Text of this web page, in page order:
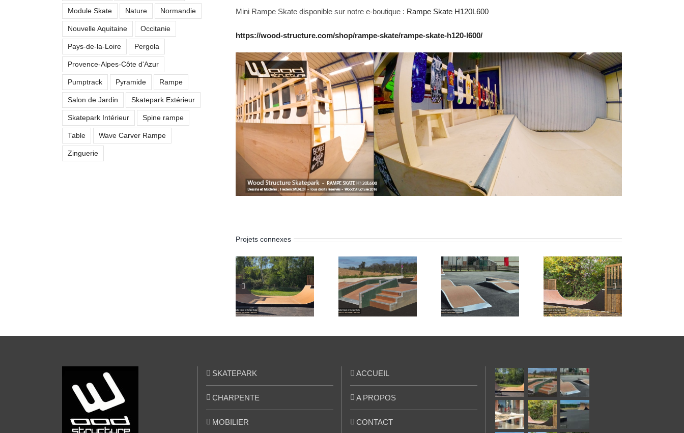
Mini Rampe Skate disponible sur notre e-boutique : Rampe Skate H120L600
https://wood-structure.com/shop/rampe-skate/rampe-skate-h120-l600/
Projets connexes
Skatepark de
Ghisonaccia
(Corse 2B)
Skatepark de
Artannes-sur-
Indre (37)
Skatepark de St-
Romain-au-Mont-
d’Or (69)
Module Skate Nature Normandie
Nouvelle Aquitaine Occitanie
Pays-de-la-Loire Pergola
Provence-Alpes-Côte d'Azur
Pumptrack Pyramide Rampe
Salon de Jardin Skatepark Extérieur
Skatepark Intérieur Spine rampe
Table Wave Carver Rampe
Zinguerie
SKATEPARK
CHARPENTE
MOBILIER
ACCUEIL
A PROPOS
CONTACT